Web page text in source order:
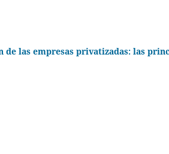
las empresas privatizadas: las